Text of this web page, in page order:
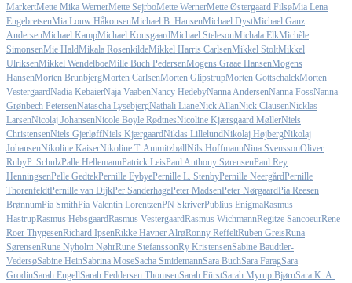
MarkertMette Mika WernerMette SejrboMette WernerMette Østergaard FilsøMia Lena
EngebretsenMia Louw HåkonsenMichael B. HansenMichael DystMichael Ganz
AndersenMichael KampMichael KousgaardMichael StelesonMichala ElkMichèle
SimonsenMie HaldMikala RosenkildeMikkel Harris CarlsenMikkel StoltMikkel
UlriksenMikkel WendelboeMille Buch PedersenMogens Graae HansenMogens
HansenMorten BrunbjergMorten CarlsenMorten GlipstrupMorten GottschalckMorten
VestergaardNadia KebaierNaja VaabenNancy HedebyNanna AndersenNanna FossNanna
Grønbech PetersenNatascha LysebjergNathali LianeNick AllanNick ClausenNicklas
LarsenNicolaj JohansenNicole Boyle RødtnesNicoline Kjærsgaard MøllerNiels
ChristensenNiels GjerløffNiels KjærgaardNiklas LillelundNikolaj HøjbergNikolaj
JohansenNikoline KaiserNikoline T. AmmitzbøllNils HoffmannNina SvenssonOliver
RubyP. SchulzPalle HellemannPatrick LeisPaul Anthony SørensenPaul Rey
HenningsenPelle GedtekPernille EybyePernille L. StenbyPernille NeergårdPernille
ThorenfeldtPernille van DijkPer SanderhagePeter MadsenPeter NørgaardPia Reesen
BrønnumPia SmithPia Valentin LorentzenPN SkriverPublius EnigmaRasmus
HastrupRasmus HebsgaardRasmus VestergaardRasmus WichmannRegitze SancoeurRene
Roer ThygesenRichard IpsenRikke Havner AlrøRonny ReffeltRuben GreisRuna
SørensenRune Nyholm NøhrRune StefanssonRy KristensenSabine Baudtler-
VedersøSabine HeinSabrina MoseSacha SmidemannSara BuchSara FaragSara
GrodinSarah EngellSarah Feddersen ThomsenSarah FürstSarah Myrup BjørnSara K. A.